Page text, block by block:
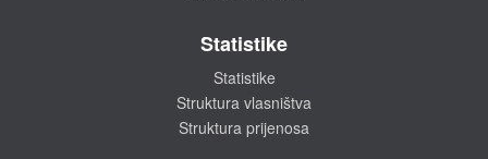
Statistike
Statistike
Struktura vlasništva
Struktura prijenosa